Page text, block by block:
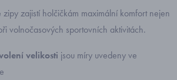
zipy zajistí holčičkám maximální komfort nejen
volnočasových sportovních aktivitách.
velikosti jsou míry uvedeny ve